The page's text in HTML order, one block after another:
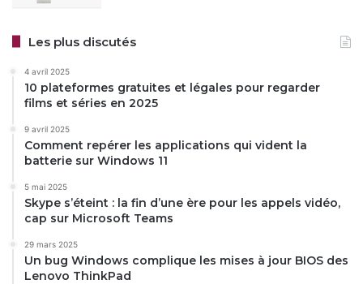
Les plus discutés
4 avril 2025
10 plateformes gratuites et légales pour regarder
films et séries en 2025
9 avril 2025
Comment repérer les applications qui vident la
batterie sur Windows 11
5 mai 2025
Skype s’éteint : la fin d’une ère pour les appels vidéo,
cap sur Microsoft Teams
29 mars 2025
Un bug Windows complique les mises à jour BIOS des
Lenovo ThinkPad